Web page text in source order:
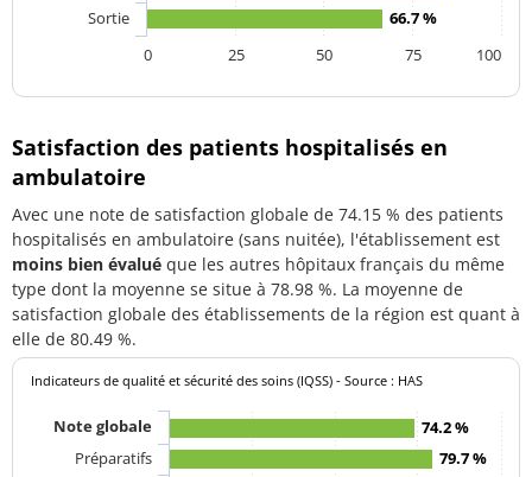
66.7 %
Sortie
0
100
25 50 75
Satisfaction des patients hospitalisés en
ambulatoire
Avec une note de satisfaction globale de 74.15 % des patients
hospitalisés en ambulatoire (sans nuitée), l'établissement est
moins bien évalué que les autres hôpitaux français du même
type dont la moyenne se situe à 78.98 %. La moyenne de
satisfaction globale des établissements de la région est quant à
elle de 80.49 %.
Indicateurs de qualité et sécurité des soins (IQSS) - Source : HAS
74.2 %
79.7 %
Note globale
Préparatifs